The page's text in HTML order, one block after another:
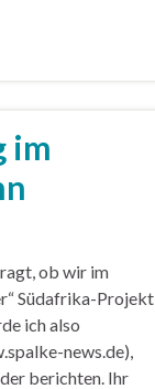
im
ob wir im
Südafrika-Projekt
ich also
news.de),
berichten. Ihr